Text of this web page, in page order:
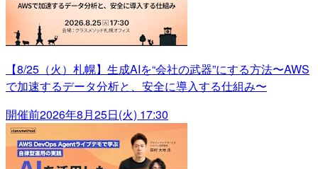
【8/25（火）札幌】生成AIを“会社の武器”にする方法〜AWS
で加速するデータ分析と、安全に導入する仕組み〜
開催前2026年8月25日(火) 17:30